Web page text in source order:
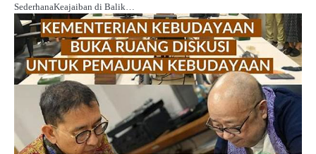
SederhanaKeajaiban di Balik…